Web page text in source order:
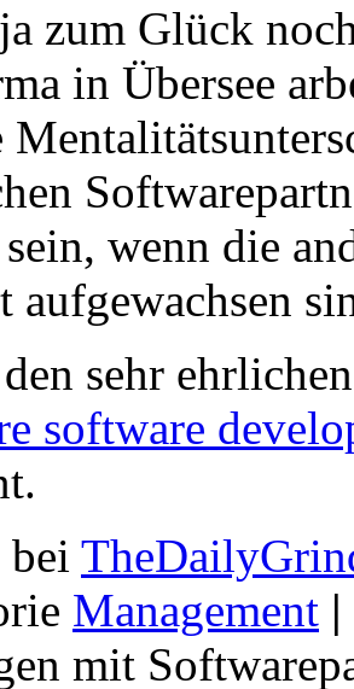
zum Glück
in Übersee
wenn die
aufgewachsen
sehr
software
bei
Management |
mit